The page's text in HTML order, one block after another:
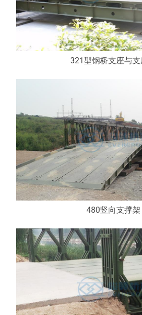
321型钢桥支座与支
480竖向支撑架